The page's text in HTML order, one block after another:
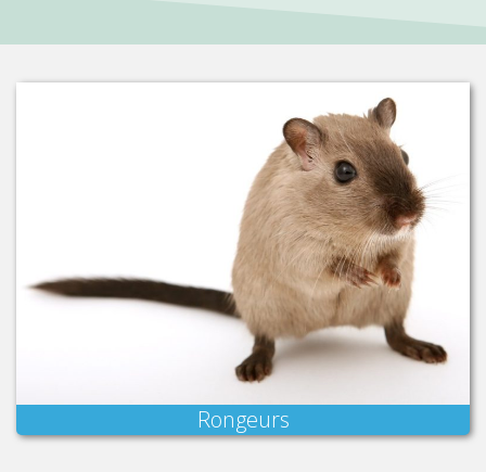
Rongeurs